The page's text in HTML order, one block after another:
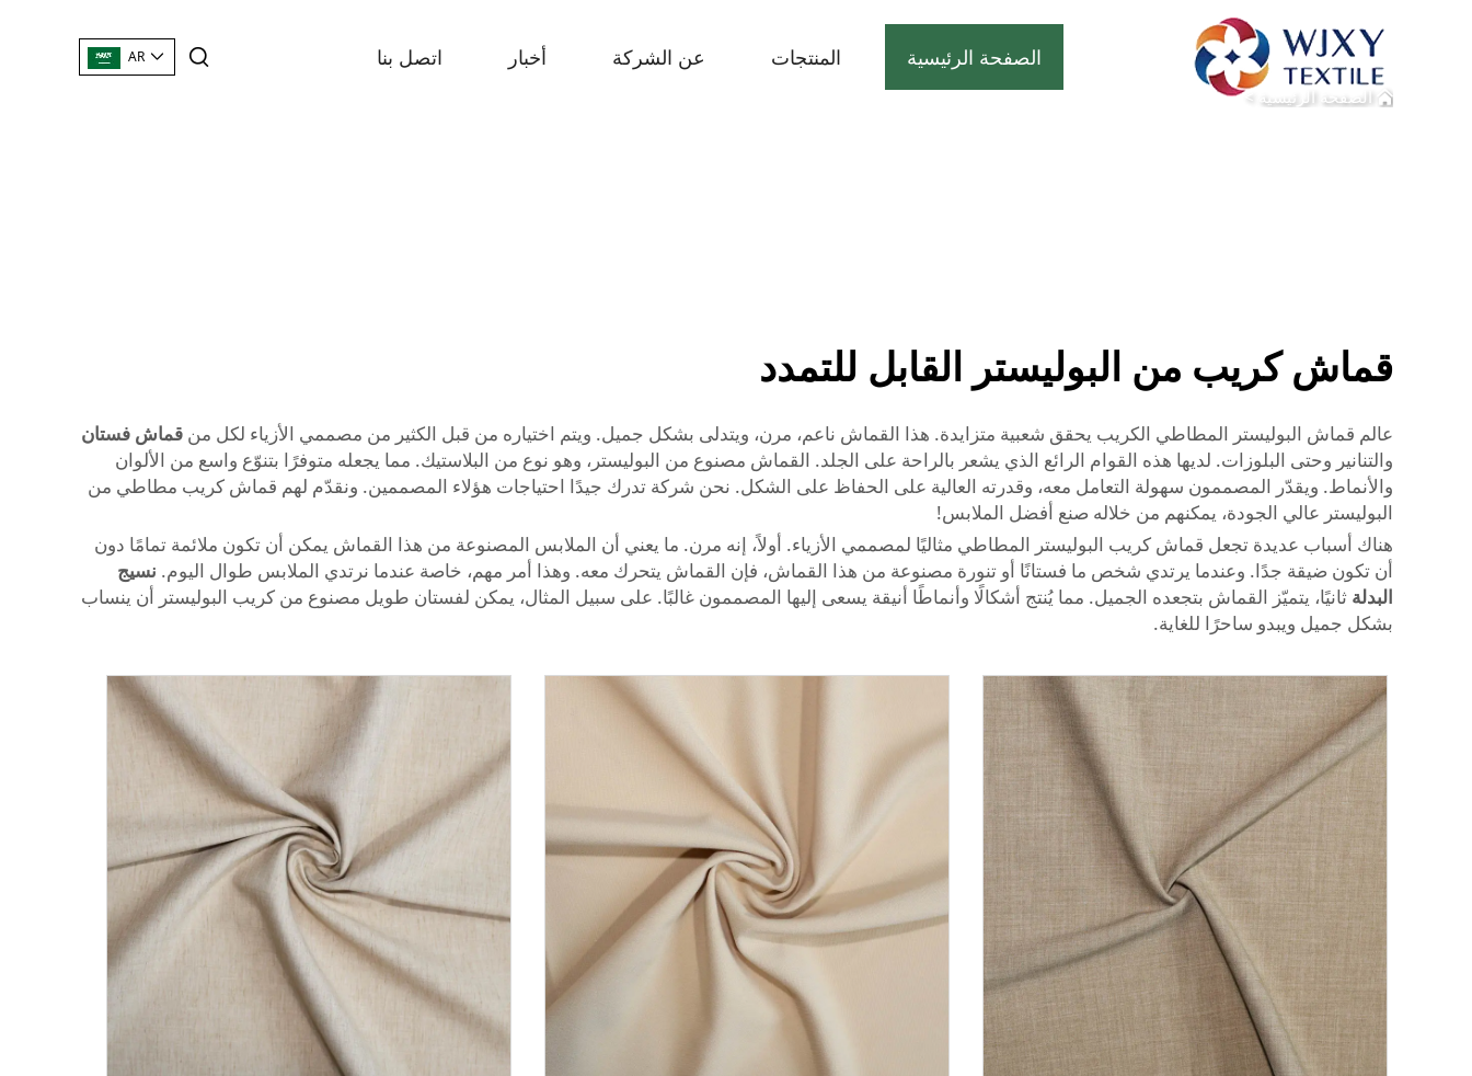
الصفحة الرئيسية المنتجات عن الشركة أخبار اتصل بنا AR
الصفحة الرئيسية >
قماش كريب من البوليستر القابل للتمدد
عالم قماش البوليستر المطاطي الكريب يحقق شعبية متزايدة. هذا القماش ناعم، مرن، ويتدلى بشكل جميل. ويتم اختياره من قبل الكثير من مصممي الأزياء لكل من قماش فستان
والتنانير وحتى البلوزات. لديها هذه القوام الرائع الذي يشعر بالراحة على الجلد. القماش مصنوع من البوليستر، وهو نوع من البلاستيك. مما يجعله متوفرًا بتنوّع واسع من الألوان
والأنماط. ويقدّر المصممون سهولة التعامل معه، وقدرته العالية على الحفاظ على الشكل. نحن شركة تدرك جيدًا احتياجات هؤلاء المصممين. ونقدّم لهم قماش كريب مطاطي من
البوليستر عالي الجودة، يمكنهم من خلاله صنع أفضل الملابس!
هناك أسباب عديدة تجعل قماش كريب البوليستر المطاطي مثاليًا لمصممي الأزياء. أولاً، إنه مرن. ما يعني أن الملابس المصنوعة من هذا القماش يمكن أن تكون ملائمة تمامًا دون
أن تكون ضيقة جدًا. وعندما يرتدي شخص ما فستانًا أو تنورة مصنوعة من هذا القماش، فإن القماش يتحرك معه. وهذا أمر مهم، خاصة عندما نرتدي الملابس طوال اليوم. نسيج
البدلة ثانيًا، يتميّز القماش بتجعده الجميل. مما يُنتج أشكالًا وأنماطًا أنيقة يسعى إليها المصممون غالبًا. على سبيل المثال، يمكن لفستان طويل مصنوع من كريب البوليستر أن ينساب
بشكل جميل ويبدو ساحرًا للغاية.